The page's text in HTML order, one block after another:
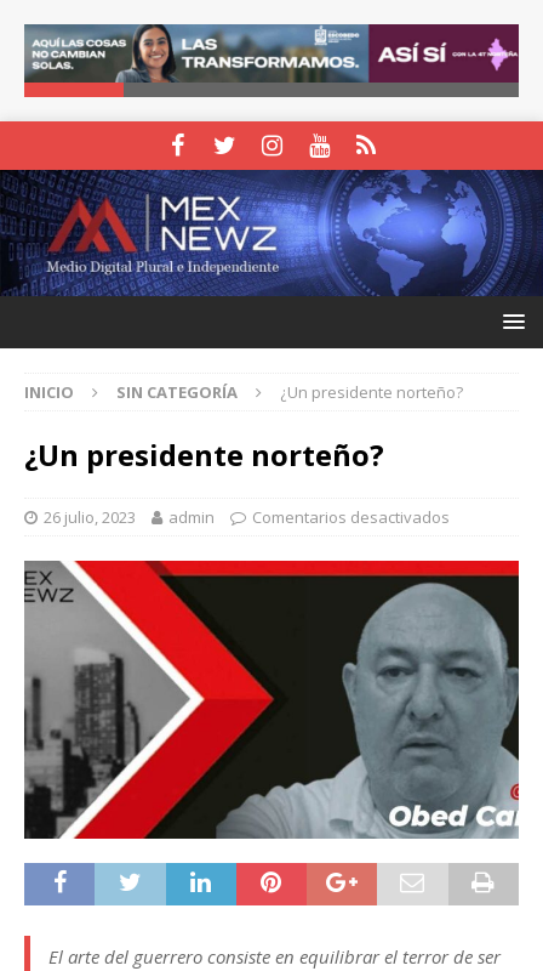
INICIO SIN CATEGORÍA ¿Un presidente norteño?
¿Un presidente norteño?
26 julio, 2023 admin Comentarios desactivados
El arte del guerrero consiste en equilibrar el terror de ser